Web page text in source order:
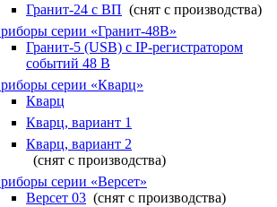
Гранит-24 с ВП (снят с производства)
серии «Гранит-48В»
Гранит-5 (USB) c IP-регистратором
событий 48 В
серии «Кварц»
Кварц
Кварц, вариант 1
Кварц, вариант 2
(снят с производства)
серии «Версет»
Версет 03 (снят с производства)